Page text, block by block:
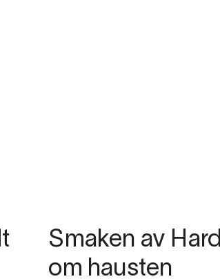
Smaken av
om hausten